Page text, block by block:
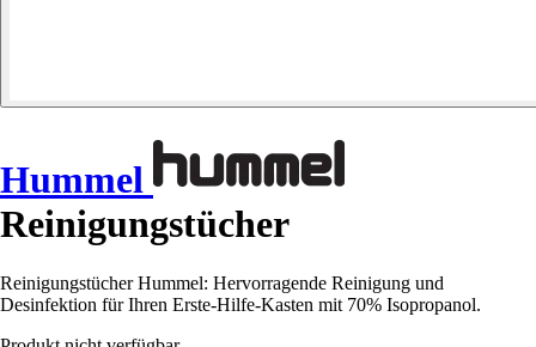
Hummel
Reinigungstücher
Reinigungstücher Hummel: Hervorragende Reinigung und
Desinfektion für Ihren Erste-Hilfe-Kasten mit 70% Isopropanol.